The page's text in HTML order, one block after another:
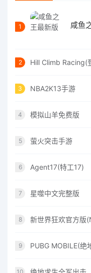
1 咸鱼
2 Hill Climb Racing(
3 NBA2K13手游
4 模拟山羊免费版
5 萤火突击手游
6 Agent17(特工17)
7 星噬中文完整版
8 新世界狂欢官方版
9 PUBG MOBILE(绝
10